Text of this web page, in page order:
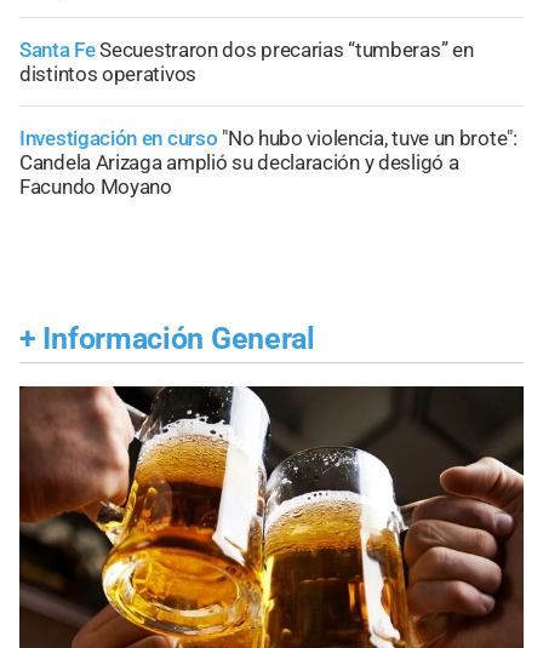
Santa FeSecuestraron dos precarias “tumberas” en
distintos operativos
Investigación en curso "No hubo violencia, tuve un brote":
Candela Arizaga amplió su declaración y desligó a
Facundo Moyano
+ Información General